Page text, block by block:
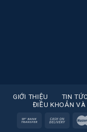
GIỚI THIỆU TIN TỨC
ĐIỀU KHOẢN